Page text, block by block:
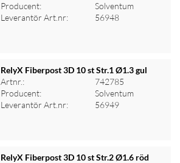
Logga in för priser
Producent:
Solventum
Leverantör Art.nr:
56948
Logga in för priser
RelyX Fiberpost 3D 10 st Str.1 Ø1.3 gul
Artnr.:
742785
Producent:
Solventum
Leverantör Art.nr:
56949
RelyX Fiberpost 3D 10 st Str.2 Ø1.6 röd